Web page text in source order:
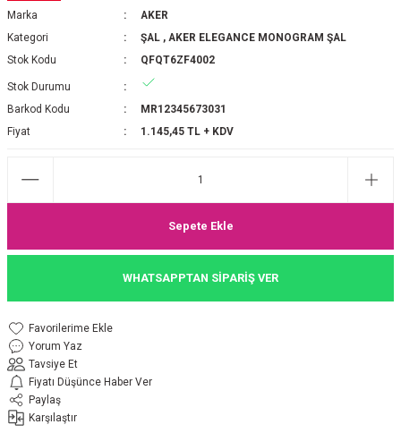
2025-2026 SONBAHAR KIŞ
JAKAR EŞARP
PAMUK EŞARP
İPEK EŞARP
ŞAL
MEDİNE İPEĞİ ŞAL
ŞAL
Marka
AKER
Kategori
ŞAL , AKER ELEGANCE MONOGRAM ŞAL
Stok Kodu
QFQT6ZF4002
Stok Durumu
Barkod Kodu
MR12345673031
Fiyat
1.145,45 TL + KDV
Sepete Ekle
WHATSAPPTAN SİPARİŞ VER
Yorum Yaz
Tavsiye Et
Fiyatı Düşünce Haber Ver
Paylaş
Karşılaştır